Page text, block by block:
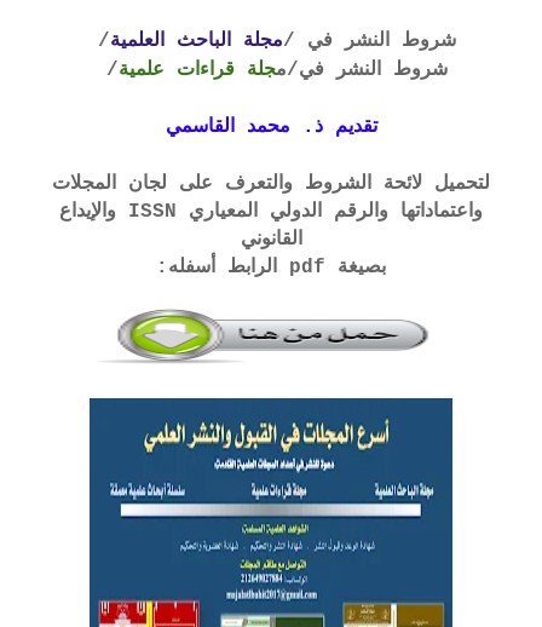
شروط النشر في /مجلة الباحث العلمية/
شروط النشر في/مجلة قراءات علمية/
تقديم ذ. محمد القاسمي
لتحميل لائحة الشروط والتعرف على لجان المجلات
واعتماداتها والرقم الدولي المعياري ISSN والإيداع
القانوني
بصيغة pdf الرابط أسفله: